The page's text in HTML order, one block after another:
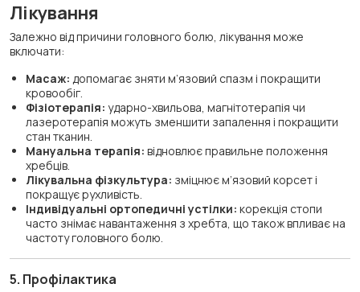
Лікування
Залежно від причини головного болю, лікування може
включати:
Масаж: допомагає зняти м’язовий спазм і покращити
кровообіг.
Фізіотерапія: ударно-хвильова, магнітотерапія чи
лазеротерапія можуть зменшити запалення і покращити
стан тканин.
Мануальна терапія: відновлює правильне положення
хребців.
Лікувальна фізкультура: зміцнює м’язовий корсет і
покращує рухливість.
Індивідуальні ортопедичні устілки: корекція стопи
часто знімає навантаження з хребта, що також впливає на
частоту головного болю.
5. Профілактика